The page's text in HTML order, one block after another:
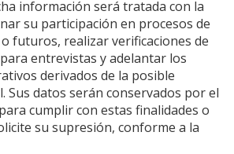
información será tratada con la
su participación en procesos de
futuros, realizar verificaciones de
entrevistas y adelantar los
derivados de la posible
Sus datos serán conservados por el
cumplir con estas finalidades o
su supresión, conforme a la